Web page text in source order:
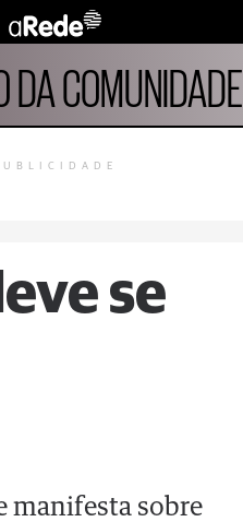
DA COMUNIDADE
se
manifesta sobre